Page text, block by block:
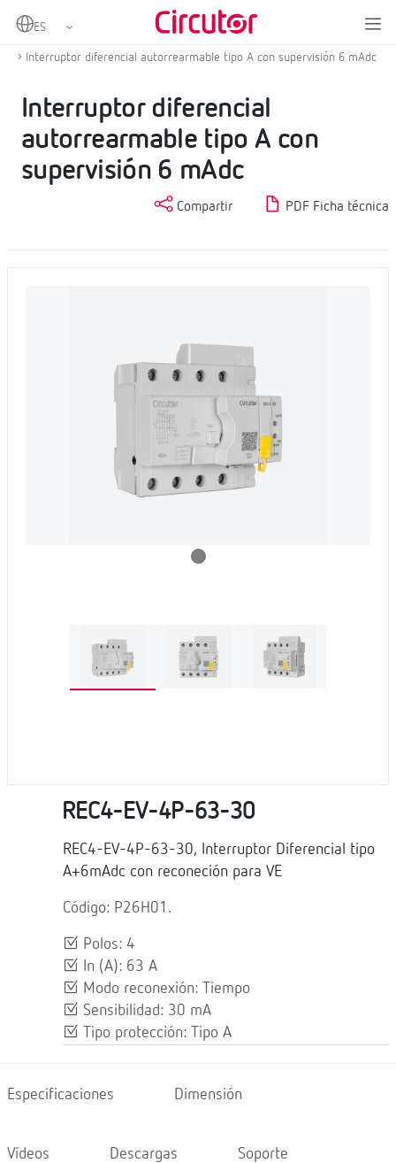
Home
Protección y control para vehículo eléctrico
Interruptor diferencial autorrearmable tipo A con supervisión 6 mAdc
Interruptor diferencial
autorrearmable tipo A con
supervisión 6 mAdc
Compartir PDF Ficha técnica
REC4-EV-4P-63-30
REC4-EV-4P-63-30, Interruptor Diferencial tipo
A+6mAdc con reconeción para VE
Código: P26H01.
Polos: 4
In (A): 63 A
Modo reconexión: Tiempo
Sensibilidad: 30 mA
Tipo protección: Tipo A
Especificaciones Dimensión
Vídeos Descargas Soporte